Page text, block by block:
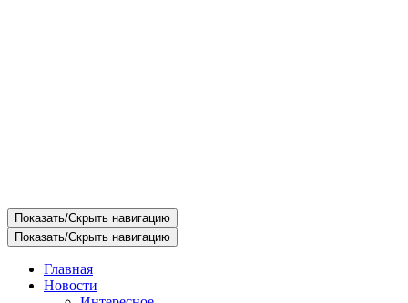
Показать/Скрыть навигацию
Показать/Скрыть навигацию
Главная
Новости